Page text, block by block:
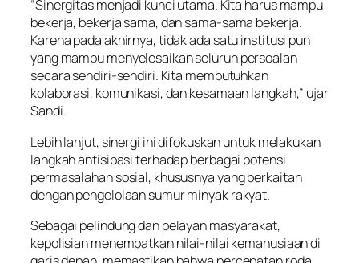
“Sinergitas menjadi kunci utama. Kita harus mampu
bekerja, bekerja sama, dan sama-sama bekerja.
Karena pada akhirnya, tidak ada satu institusi pun
yang mampu menyelesaikan seluruh persoalan
secara sendiri-sendiri. Kita membutuhkan
kolaborasi, komunikasi, dan kesamaan langkah,” ujar
Sandi.
Lebih lanjut, sinergi ini difokuskan untuk melakukan
langkah antisipasi terhadap berbagai potensi
permasalahan sosial, khususnya yang berkaitan
dengan pengelolaan sumur minyak rakyat.
Sebagai pelindung dan pelayan masyarakat,
kepolisian menempatkan nilai-nilai kemanusiaan di